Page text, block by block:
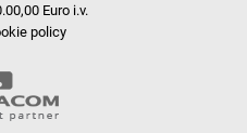
Euro i.v.
policy